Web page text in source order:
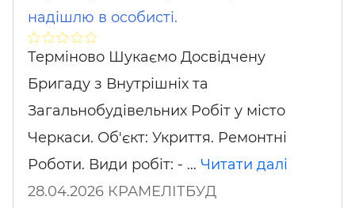
надішлю в особисті.
Терміново Шукаємо Досвідчену
Бригаду з Внутрішніх та
Загальнобудівельних Робіт у місто
Черкаси. Об'єкт: Укриття. Ремонтні
Роботи. Види робіт: - … Читати далі
28.04.2026 КРАМЕЛІТБУД